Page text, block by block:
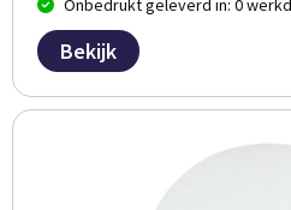
Onbedrukt geleverd in: 0
Bekijk